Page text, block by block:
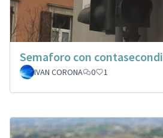
Semaforo con contasecondi
IVAN CORONA
0 1